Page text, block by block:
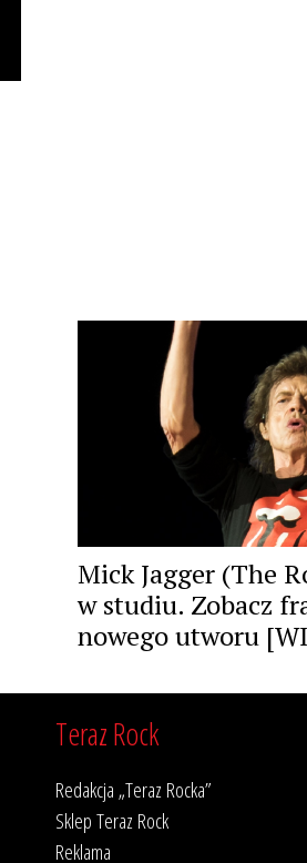
Mick Jagger (The
w studiu. Zobacz
nowego utworu
Teraz Rock
Redakcja „Teraz Rocka”
Sklep Teraz Rock
Reklama